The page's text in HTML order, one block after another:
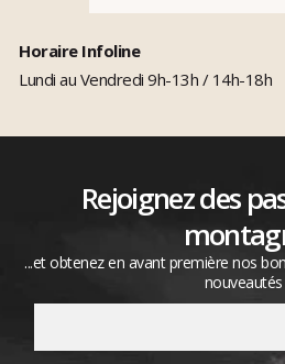
Horaire Infoline
Lundi au Vendredi 9h-13h / 14h-18h
Rejoignez des
...et obtenez en avant première nos
nouveautés